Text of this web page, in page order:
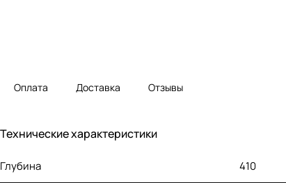
Оплата Доставка Отзывы
Технические характеристики
Глубина 410